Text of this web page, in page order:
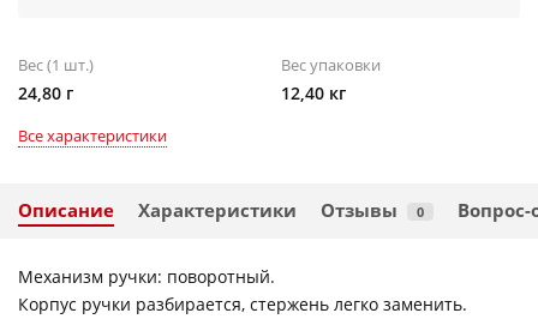
Вес (1 шт.)
24,80 г
Вес упаковки
12,40 кг
Все характеристики
Описание Характеристики Отзывы 0 Вопрос-
Механизм ручки: поворотный.
Корпус ручки разбирается, стержень легко заменить.